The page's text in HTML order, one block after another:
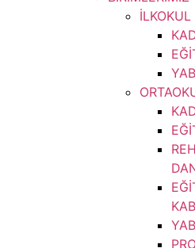
İLKOKUL